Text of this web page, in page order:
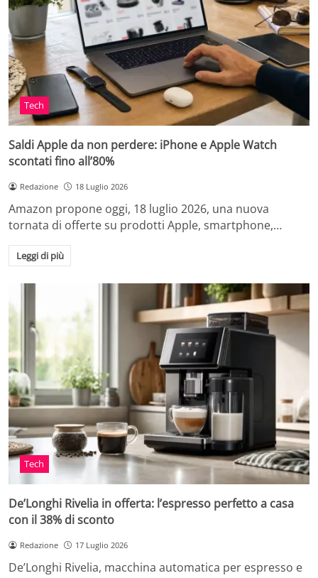
Tech
Saldi Apple da non perdere: iPhone e Apple Watch
scontati fino all’80%
Redazione 18 Luglio 2026
Amazon propone oggi, 18 luglio 2026, una nuova
tornata di offerte su prodotti Apple, smartphone,…
Leggi di più
Tech
De’Longhi Rivelia in offerta: l’espresso perfetto a casa
con il 38% di sconto
Redazione 17 Luglio 2026
De’Longhi Rivelia, macchina automatica per espresso e